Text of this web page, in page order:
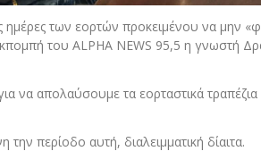
ημέρες των εορτών προκειμένου να μην
του ALPHA NEWS 95,5 η γνωστή
να απολαύσουμε τα εορταστικά
περίοδο αυτή, διαλειμματική δίαιτα.